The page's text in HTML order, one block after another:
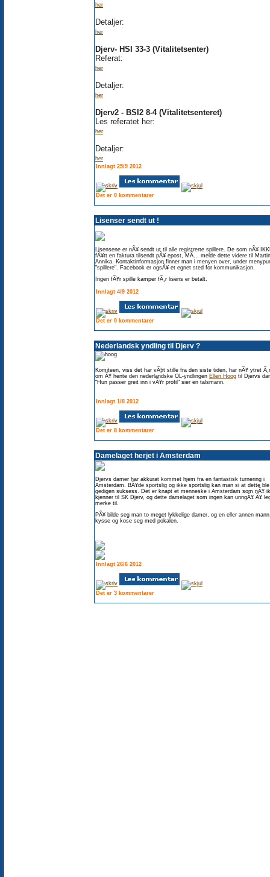
her
Detaljer:
her
Djerv- HSI 33-3 (Vitalitetsenter)
Referat:
her
Detaljer:
her
Djerv2 - BSI2 8-4 (Vitalitetsenteret)
Les referatet her:
her
Detaljer:
her
Innlagt 25/9 2012
Det er 0 kommentarer
Lisenser sendt ut !
Lisensene er nÃ¥ sendt ut til alle registrerte spillere. De som nÃ¥
fÃ¥tt en faktura tilsendt pÃ¥ epost, MÃ… melde dette videre til
Annika. Kontaktinformasjon finner man i menyen over, under
"spillere". Facebook er ogsÃ¥ et egnet sted for kommunikasjon.
Ingen fÃ¥r spille kamper fÃ¸r lisens er betalt.
Innlagt 4/9 2012
Det er 0 kommentarer
Nederlandsk yndling til Djerv ?
Komiteen, viss det har vÃ¦rt stille fra den siste tiden, har nÃ¥ ytret
om Ã¥ hente den nederlandske OL-yndlingen Ellen Hoog til Djervs
"Hun passer greit inn i vÃ¥r profil" sier en talsmann.
Innlagt 1/8 2012
Det er 8 kommentarer
Damelaget herjet i Amsterdam
Djervs damer har akkurat kommet hjem fra en fantastisk turnering i
Amsterdam. BÃ¥de sportslig og ikke sportslig kan man si at dette
gedigen suksess. Det er knapt et menneske i Amsterdam som nÃ¥
kjenner til SK Djerv, og dette damelaget som ingen kan unngÃ¥ Ã¥
merke til.
PÃ¥ bilde seg man to meget lykkelige damer, og en eller annen
kysse og kose seg med pokalen.
Innlagt 26/6 2012
Det er 3 kommentarer